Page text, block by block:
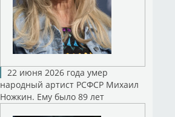
22 июня 2026 года умер
народный артист РСФСР Михаил
Ножкин. Ему было 89 лет